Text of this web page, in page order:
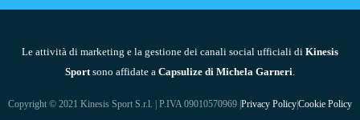
Le attività di marketing e la gestione dei canali social ufficiali di Kinesis
Sportsono affidate a Capsulize di Michela Garneri.
Copyright © 2021 Kinesis Sport S.r.l. | P.IVA 09010570969 | Privacy PolicyCookie Policy